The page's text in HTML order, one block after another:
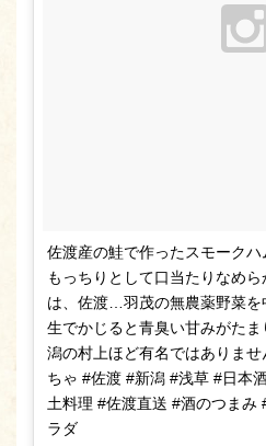
佐渡産の鮭で作ったスモークハ
もっちりとして口当たりなめ
は、佐渡…羽茂の無農薬野菜を
生でかじると青臭い甘みがた
潟の村上ほど有名ではありま
ちゃ #佐渡 #新潟 #浅草 #日本
土料理 #佐渡直送 #酒のつまみ
ラダ